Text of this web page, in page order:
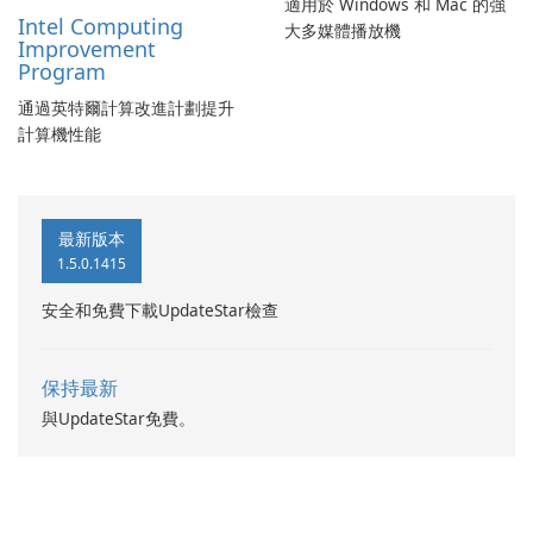
Intel Computing
Improvement
Program
通過英特爾計算改進計劃提升
計算機性能
適用於 Windows 和 Mac 的強
大多媒體播放機
最新版本
1.5.0.1415
安全和免費下載UpdateStar檢查
保持最新
與UpdateStar免費。